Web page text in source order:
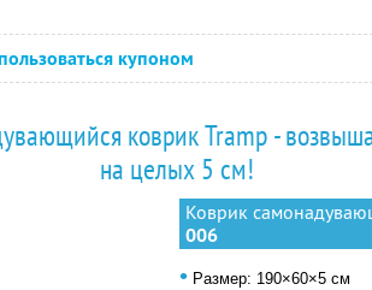
купоном
коврик Tramp -
на целых 5 см!
Коврик
006
• Размер: 190×60×5 см